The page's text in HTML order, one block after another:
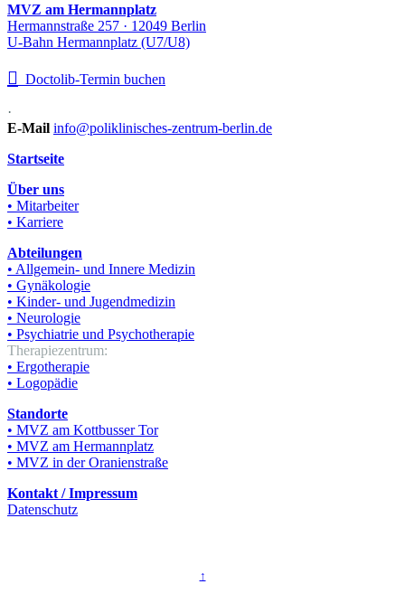
MVZ am Hermannplatz
Hermannstraße 257 · 12049 Berlin
U-Bahn Hermannplatz (U7/U8)
 Doctolib-Termin buchen
·
E-Mail info@poliklinisches-zentrum-berlin.de
Startseite
Über uns
• Mitarbeiter
• Karriere
Abteilungen
• Allgemein- und Innere Medizin
• Gynäkologie
• Kinder- und Jugendmedizin
• Neurologie
• Psychiatrie und Psychotherapie
Therapiezentrum:
• Ergotherapie
• Logopädie
Standorte
• MVZ am Kottbusser Tor
• MVZ am Hermannplatz
• MVZ in der Oranienstraße
Kontakt / Impressum
Datenschutz
↑